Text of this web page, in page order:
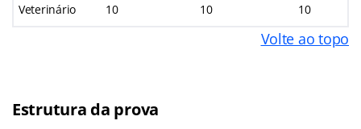
Veterinário 10 10 10
Volte ao topo
Estrutura da prova